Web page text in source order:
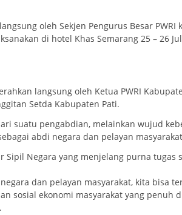
oleh Sekjen Pengurus Besar PWRI
di hotel Khas Semarang 25 – 26
langsung oleh Ketua PWRI
Setda Kabupaten Pati.
suatu pengabdian, melainkan wujud
abdi negara dan pelayan
Negara yang menjelang purna tugas
dan pelayan masyarakat, kita bisa
sosial ekonomi masyarakat yang penuh